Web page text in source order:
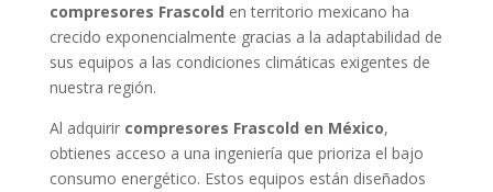
compresores Frascold en territorio mexicano ha
crecido exponencialmente gracias a la adaptabilidad de
sus equipos a las condiciones climáticas exigentes de
nuestra región.
Al adquirir compresores Frascold en México,
obtienes acceso a una ingeniería que prioriza el bajo
consumo energético. Estos equipos están diseñados